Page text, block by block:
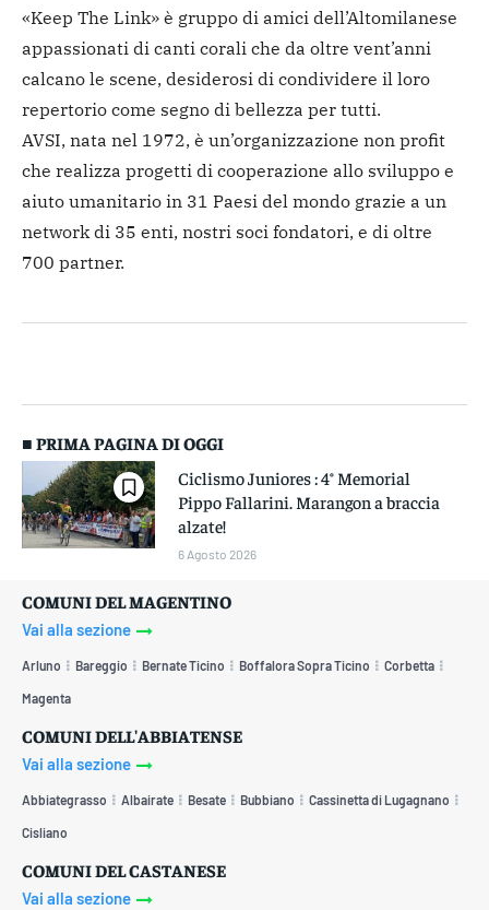
«Keep The Link» è gruppo di amici dell’Altomilanese
appassionati di canti corali che da oltre vent’anni
calcano le scene, desiderosi di condividere il loro
repertorio come segno di bellezza per tutti.
AVSI, nata nel 1972, è un’organizzazione non profit
che realizza progetti di cooperazione allo sviluppo e
aiuto umanitario in 31 Paesi del mondo grazie a un
network di 35 enti, nostri soci fondatori, e di oltre
700 partner.
■ PRIMA PAGINA DI OGGI
Ciclismo Juniores : 4° Memorial
Pippo Fallarini. Marangon a braccia
alzate!
6 Agosto 2026
COMUNI DEL MAGENTINO
Vai alla sezione
Arluno Bareggio Bernate Ticino Boffalora Sopra Ticino Corbetta
Magenta
COMUNI DELL'ABBIATENSE
Vai alla sezione
Abbiategrasso Albairate Besate Bubbiano Cassinetta di Lugagnano
Cisliano
COMUNI DEL CASTANESE
Vai alla sezione